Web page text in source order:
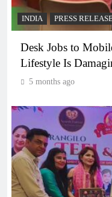
INDIA PRESS
Desk Jobs to
Lifestyle Is
5 months ago